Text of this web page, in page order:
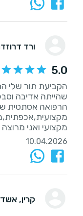
ורד
5.0
הקביעת תור שלי
שהייתה אדיבה
הרפואה אסתטית
מקצועי ואני
10.04.2026
קרין,